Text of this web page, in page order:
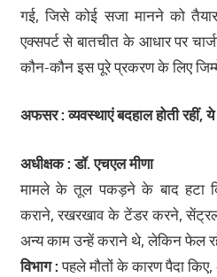
गई, जिसे कोई सजा मानने को
एक्सपर्ट से बातचीत के आधार पर
कौन-कौन इस पूरे प्रकरण के लिए
अफसर : व्यवस्थाएं बदहाल होती रहीं,
अधीक्षक : डॉ. एचएल मीणा
मामले के तूल पकड़ने के बाद हटा
कराने, रखरखाव के टेंडर करने,
अन्य काम उन्हें कराने थे, लेकिन फेल
विभाग :पहले मौतों के कारण पैदा